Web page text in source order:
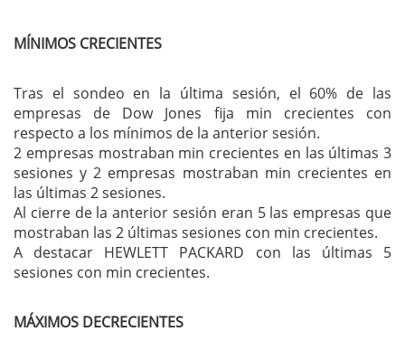
MÍNIMOS CRECIENTES
Tras el sondeo en la última sesión, el 60% de las
empresas de Dow Jones fija min crecientes con
respecto a los mínimos de la anterior sesión.
2 empresas mostraban min crecientes en las últimas 3
sesiones y 2 empresas mostraban min crecientes en
las últimas 2 sesiones.
Al cierre de la anterior sesión eran 5 las empresas que
mostraban las 2 últimas sesiones con min crecientes.
A destacar HEWLETT PACKARD con las últimas 5
sesiones con min crecientes.
MÁXIMOS DECRECIENTES